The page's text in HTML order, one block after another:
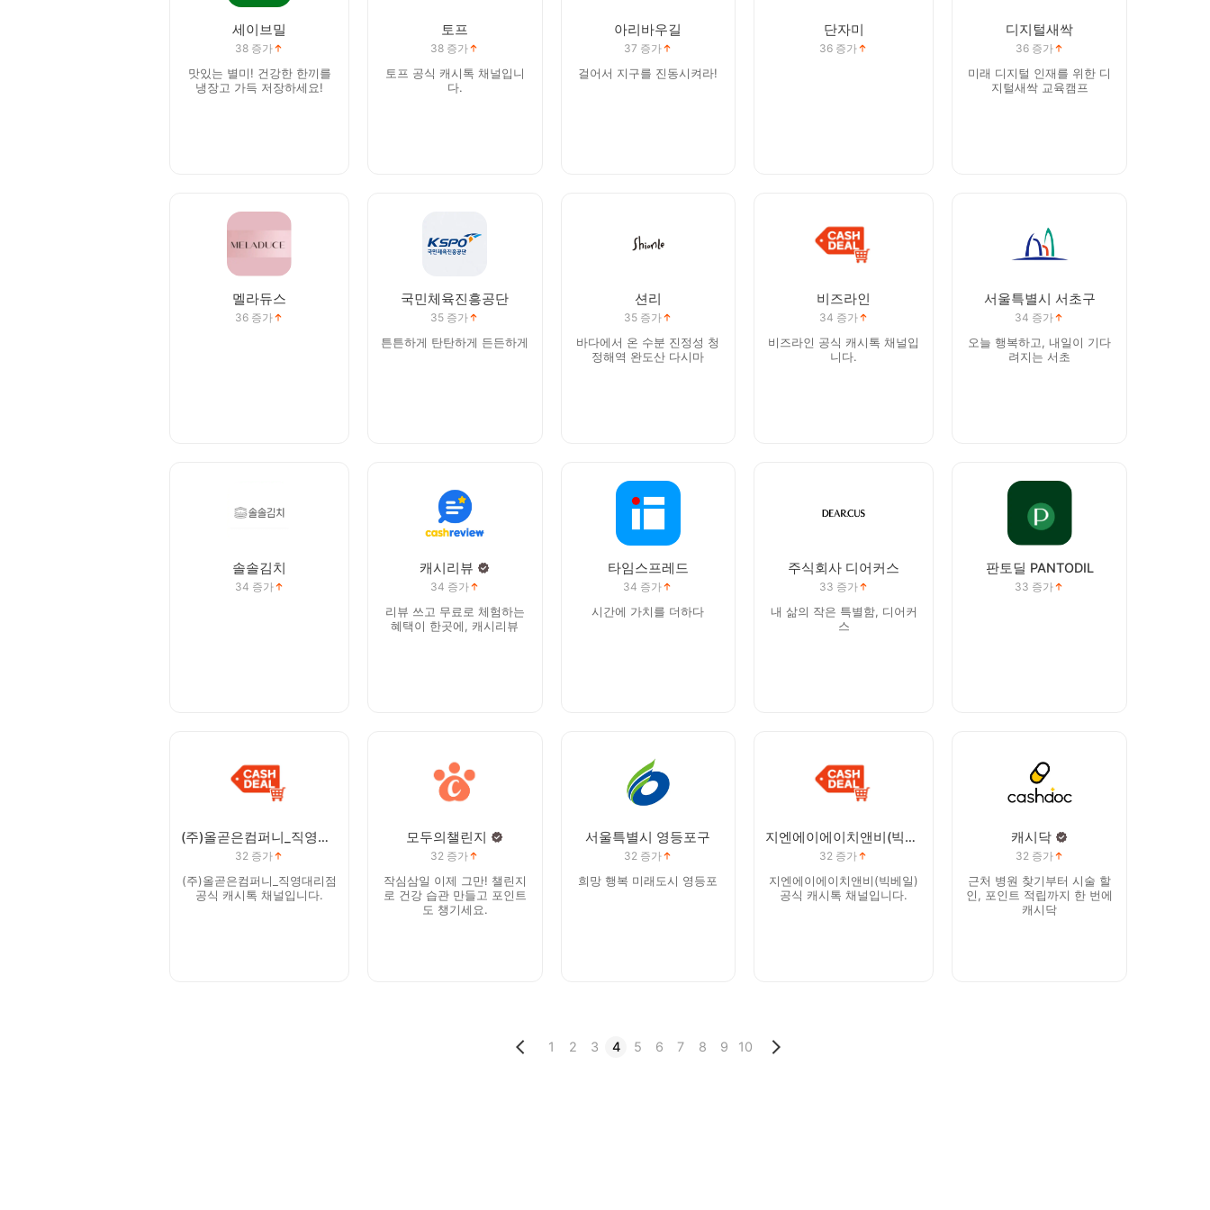
세이브밀
38 증가
맛있는 별미! 건강한 한끼를
냉장고 가득 저장하세요!
토프
38 증가
토프 공식 캐시톡 채널입니
다.
아리바우길
37 증가
걸어서 지구를 진동시켜라!
단자미
36 증가
디지털새싹
36 증가
미래 디지털 인재를 위한 디
지털새싹 교육캠프
멜라듀스
36 증가
국민체육진흥공단
35 증가
튼튼하게 탄탄하게 든든하게
션리
35 증가
바다에서 온 수분 진정성 청
정해역 완도산 다시마
비즈라인
34 증가
비즈라인 공식 캐시톡 채널입
니다.
서울특별시 서초구
34 증가
오늘 행복하고, 내일이 기다
려지는 서초
솔솔김치
34 증가
캐시리뷰
34 증가
리뷰 쓰고 무료로 체험하는
혜택이 한곳에, 캐시리뷰
타임스프레드
34 증가
시간에 가치를 더하다
주식회사 디어커스
33 증가
내 삶의 작은 특별함, 디어커
스
판토딜 PANTODIL
33 증가
(주)올곧은컴퍼니_직영대리점
32 증가
(주)올곧은컴퍼니_직영대리점
공식 캐시톡 채널입니다.
모두의챌린지
32 증가
작심삼일 이제 그만! 챌린지
로 건강 습관 만들고 포인트
도 챙기세요.
서울특별시 영등포구
32 증가
희망 행복 미래도시 영등포
지엔에이에이치앤비(빅베일)
32 증가
지엔에이에이치앤비(빅베일)
공식 캐시톡 채널입니다.
캐시닥
32 증가
근처 병원 찾기부터 시술 할
인, 포인트 적립까지 한 번에
캐시닥
1 2 3 4 5 6 7 8 9 10